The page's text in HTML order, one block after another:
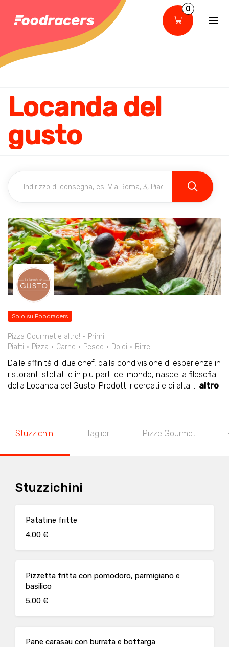
0
Locanda del
gusto
Solo su Foodracers
Pizza Gourmet e altro!
Primi
Piatti
Pizza Carne Pesce Dolci Birre
Dalle affinità di due chef, dalla condivisione di esperienze in
ristoranti stellati e in piu parti del mondo, nasce la filosofia
della Locanda del Gusto. Prodotti ricercati e di alta ... altro
Stuzzichini Taglieri Pizze Gourmet
Stuzzichini
Patatine fritte
4.00 €
Pizzetta fritta con pomodoro, parmigiano e
basilico
5.00 €
Pane carasau con burrata e bottarga